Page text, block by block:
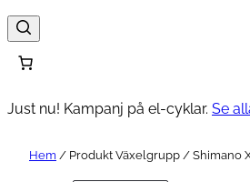
Just nu! Kampanj på el-cyklar. Se
Hem / Produkt Växelgrupp / Shimano